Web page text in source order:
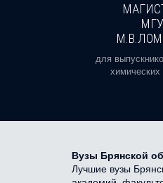
для
химических
Вузы Брянской
Лучшие вузы